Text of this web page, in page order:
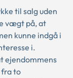
til salg uden
vægt på, at
kunne indgå i
i.
ejendommens
to